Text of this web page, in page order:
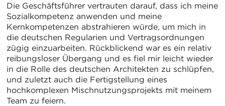
Die Geschäftsführer vertrauten darauf, dass ich meine
Sozialkompetenz anwenden und meine
Kernkompetenzen abstrahieren würde, um mich in
die deutschen Regularien und Vertragsordnungen
zügig einzuarbeiten. Rückblickend war es ein relativ
reibungsloser Übergang und es fiel mir leicht wieder
in die Rolle des deutschen Architekten zu schlüpfen,
und zuletzt auch die Fertigstellung eines
hochkomplexen Mischnutzungsprojekts mit meinem
Team zu feiern.